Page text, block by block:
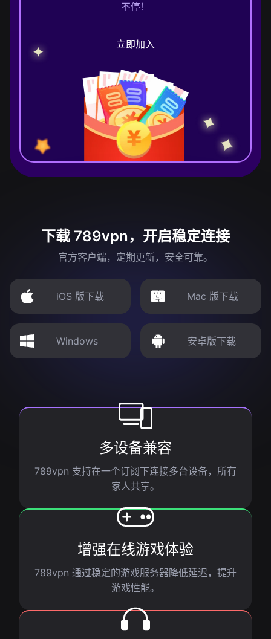
不停！
立即加入
下载 789vpn，开启稳定连接
官方客户端，定期更新，安全可靠。
iOS 版下载 Mac 版下载
Windows 安卓版下载
多设备兼容
789vpn 支持在一个订阅下连接多台设备，所有
家人共享。
增强在线游戏体验
789vpn 通过稳定的游戏服务器降低延迟，提升
游戏性能。